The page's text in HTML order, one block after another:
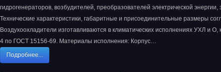
гидрогенераторов, возбудителей, преобразователей электрической
Технические характеристики, габаритные и присоединительные размеры
Воздухоохладители изготавливаются в климатических исполнениях УХЛ и
4 по ГОСТ 15156-69. Материалы исполнения: Корпус…
Подробнее...